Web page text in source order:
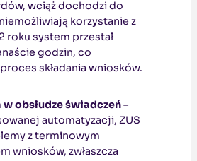
wciąż dochodzi do
korzystanie z
roku system przestał
godzin, co
składania wniosków.
obsłudze świadczeń–
automatyzacji, ZUS
z terminowym
wniosków, zwłaszcza